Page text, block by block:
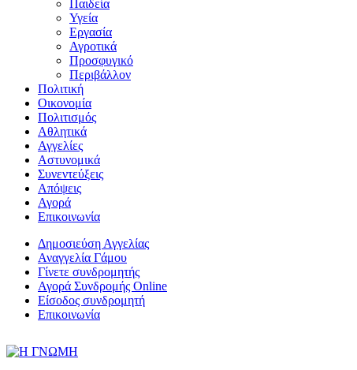
Παιδεία
Υγεία
Εργασία
Αγροτικά
Προσφυγικό
Περιβάλλον
Πολιτική
Οικονομία
Πολιτισμός
Αθλητικά
Αγγελίες
Αστυνομικά
Συνεντεύξεις
Απόψεις
Αγορά
Επικοινωνία
Δημοσιεύση Αγγελίας
Αναγγελία Γάμου
Γίνετε συνδρομητής
Αγορά Συνδρομής Online
Είσοδος συνδρομητή
Επικοινωνία